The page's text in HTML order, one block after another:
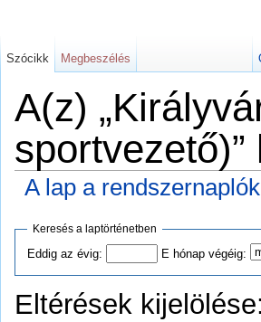
A(z)
A lap a
Keresés a laptörténetben
Eddig az évig: E hónap végéig:
Eltérések
Szócikk Megbeszélés